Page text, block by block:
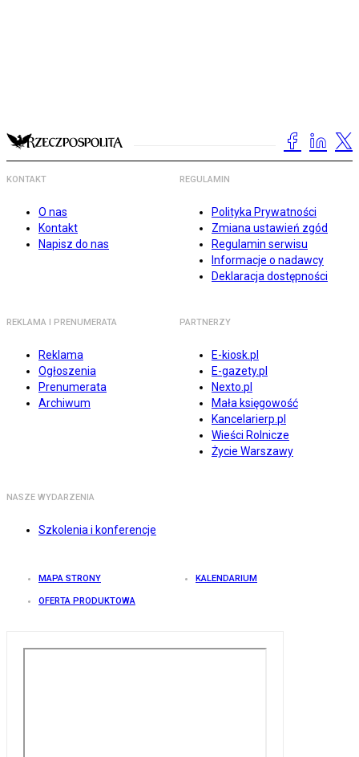
KONTAKT
O nas
Kontakt
Napisz do nas
REGULAMIN
Polityka Prywatności
Zmiana ustawień zgód
Regulamin serwisu
Informacje o nadawcy
Deklaracja dostępności
REKLAMA I PRENUMERATA
Reklama
Ogłoszenia
Prenumerata
Archiwum
PARTNERZY
E-kiosk.pl
E-gazety.pl
Nexto.pl
Mała księgowość
Kancelarierp.pl
Wieści Rolnicze
Życie Warszawy
NASZE WYDARZENIA
Szkolenia i konferencje
MAPA STRONY KALENDARIUM
OFERTA PRODUKTOWA